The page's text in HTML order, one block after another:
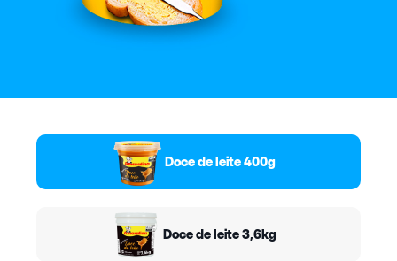
Doce de leite 400g
Doce de leite 3,6kg